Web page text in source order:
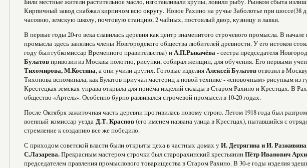
Кирпичный завод снабжал кирпичом всю округу. Новое Рахино на ручье Заболотье при шоссе(38
часовню, земскую школу, почтовую станцию, 2 чайных, постоялый двор, кузницу и лавки.
В первые годы 20-го века славилась деревня как центр знаменитого строчевого промысла. В
промысла здесь занялись члены Новгородского общества любителей древности. У его истоков
году был губкомиссар Временного правительства) иА.П.Рыкачёва- сестра председателя
Булатовпривозил из Москвы полотно, рисунки, собирал женщин, для обучения. Его первыми
Тихомирова, М.Костина, а они учили других. Готовые изделияАлексей Булатовотвозил в
Тихонова вспоминала, как Булатов приучал мастериц к новой технике - «сновочным» рисункам из
Крестецкая земская управа открыла для приёма изделий склады в Старом Рахино и Крестцах. В
общество «Артель». Особенно бурно развивался строчевой промысел в 10-20 годах.
После Октября зажиточная часть деревни противилась новому строю. Летом 1918 года был
военный комиссар уезда Д.Т. Краснов(его именем названа улица в Крестцах), пытавшийся с
стремление к созданию все же победило.
С приходом советской власти были открыты цеха в частных домах уИ. Детрягина и И.
С.Лазарева.Прекрасным мастером строчки был старорахинский крестьянинПётр Иванович
председателем правления промыслового товарищества в Старом Рахино. В 30-е годы изделия